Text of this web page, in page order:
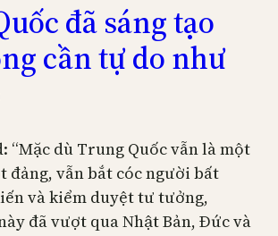
đã sáng tạo
cần tự do như
“Mặc dù Trung Quốc vẫn là một
đảng, vẫn bắt cóc người bất
và kiểm duyệt tư tưởng,
đã vượt qua Nhật Bản, Đức và